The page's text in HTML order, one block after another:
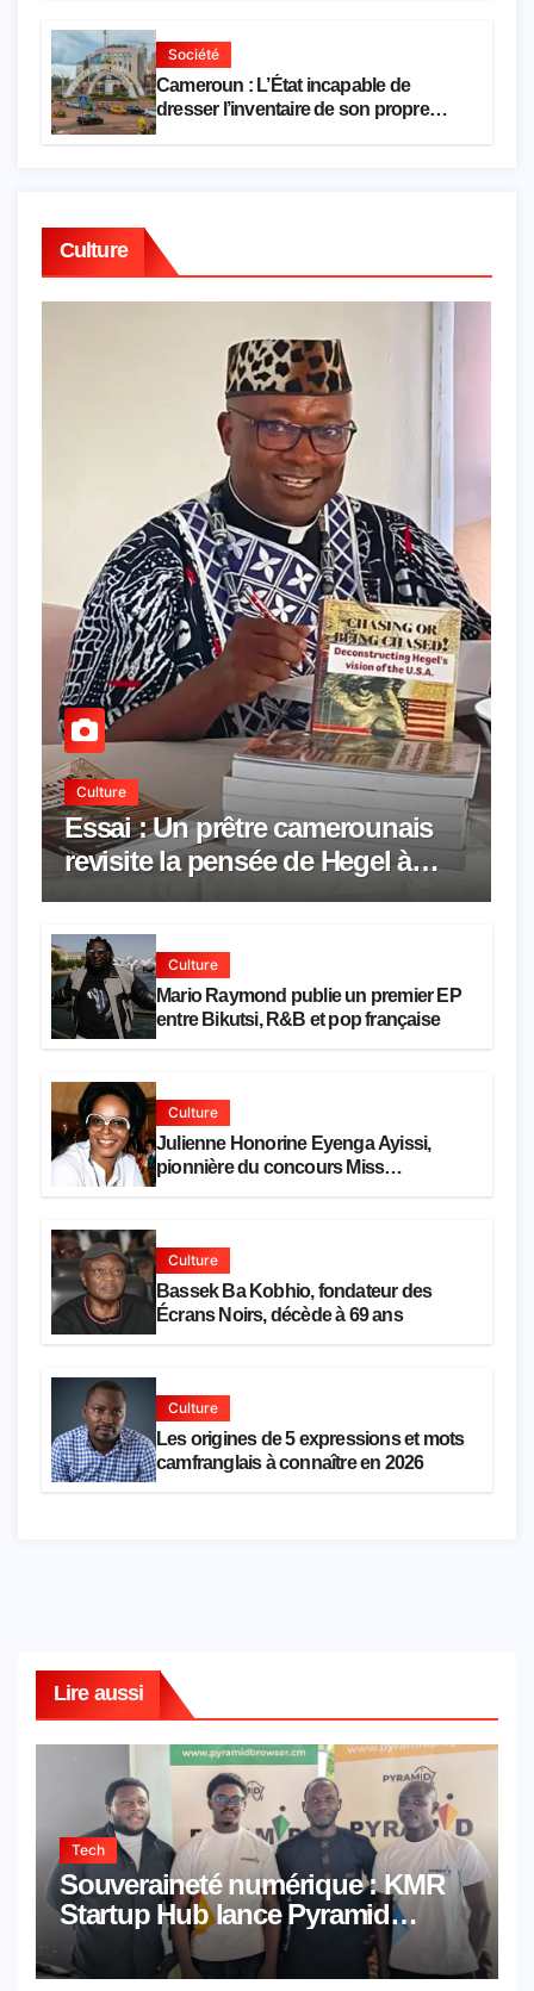
Société
Cameroun : L’État incapable de
dresser l’inventaire de son propre
Culture
Culture
Essai : Un prêtre camerounais
revisite la pensée de Hegel à
travers le rêve américain
Culture
Mario Raymond publie un premier EP
entre Bikutsi, R&B et pop française
Culture
Julienne Honorine Eyenga Ayissi,
pionnière du concours Miss
Culture
Bassek Ba Kobhio, fondateur des
Écrans Noirs, décède à 69 ans
Culture
Les origines de 5 expressions et mots
camfranglais à connaître en 2026
Lire aussi
Tech
Souveraineté numérique : KMR
Startup Hub lance Pyramid
Browser et Pyramid Mail, deux
solutions numériques made in